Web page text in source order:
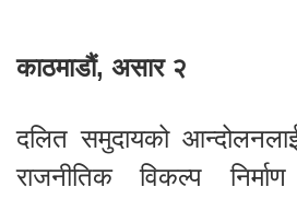
काठमाडौं, असार २
दलित समुदायको
राजनीतिक विकल्प